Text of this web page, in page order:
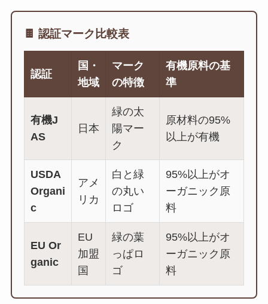
🍫 認証マーク比較表
認証
国・
地域
マーク
の特徴
有機原料の基
準
有機J
AS
日本
緑の太
陽マー
ク
原材料の95%
以上が有機
USDA
Organi
c
アメ
リカ
白と緑
の丸い
ロゴ
95%以上がオ
ーガニック原
料
EU Or
ganic
EU
加盟
国
緑の葉
っぱロ
ゴ
95%以上がオ
ーガニック原
料